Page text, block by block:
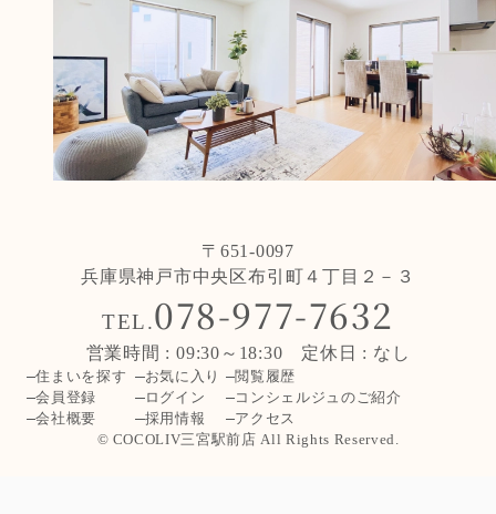
〒651-0097
兵庫県神戸市中央区布引町４丁目２－３
TEL.078-977-7632
営業時間 : 09:30～18:30 定休日 : なし
住まいを探す お気に入り
閲覧履歴
会員登録
ログイン
コンシェルジュのご紹介
会社概要
採用情報
アクセス
© COCOLIV三宮駅前店 All Rights Reserved.